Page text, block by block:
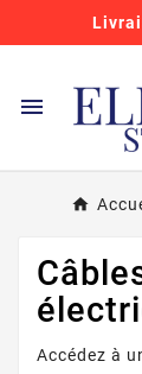

Accédez à